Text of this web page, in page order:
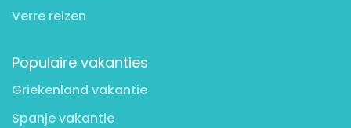
Verre reizen
Populaire vakanties
Griekenland vakantie
Spanje vakantie